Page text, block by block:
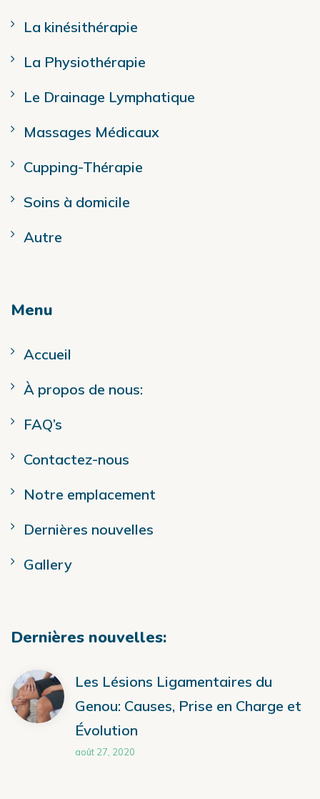
La kinésithérapie
La Physiothérapie
Le Drainage Lymphatique
Massages Médicaux
Cupping-Thérapie
Soins à domicile
Autre
Menu
Accueil
À propos de nous:
FAQ’s
Contactez-nous
Notre emplacement
Dernières nouvelles
Gallery
Dernières nouvelles:
Les Lésions Ligamentaires du
Genou: Causes, Prise en Charge et
Évolution
août 27, 2020